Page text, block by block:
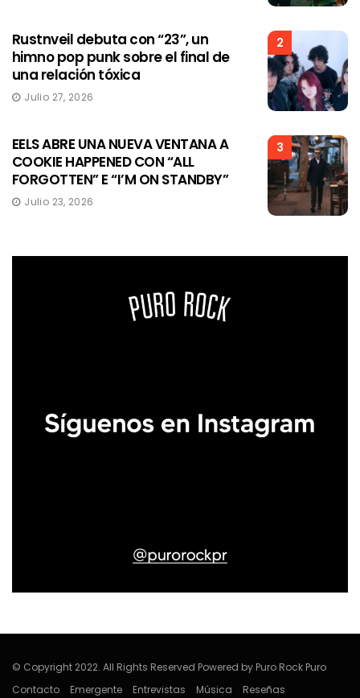
2
Rustnveil debuta con “23”, un
himno pop punk sobre el final de
una relación tóxica
Julio 27, 2026
3
EELS ABRE UNA NUEVA VENTANA A
COOKIE HAPPENED CON “ALL
FORGOTTEN” E “I’M ON STANDBY”
Julio 23, 2026
© Copyright 2022. All Rights Reserved Powered by Puro Rock Puro
Contacto
Emergente Entrevistas Música Reseñas